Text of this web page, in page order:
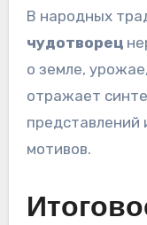
В народных
чудотворец
о земле,
отражает
представлений
мотивов.